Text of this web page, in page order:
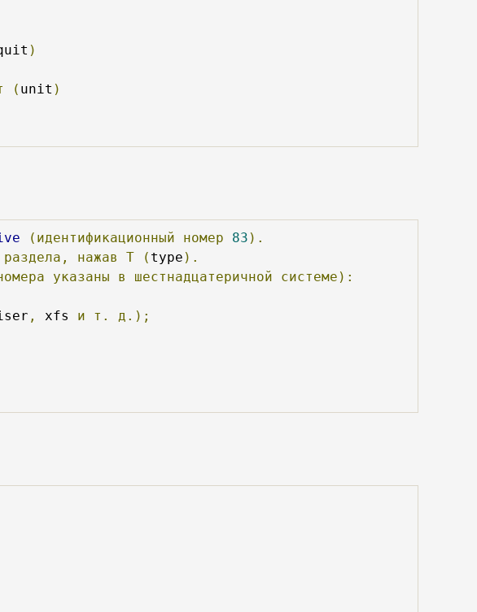
)
( unit )
(идентификационный номер 83 ).
раздела, нажав Т ( type ).
указаны в шестнадцатеричной
системе):
, xfs и т.
д.);